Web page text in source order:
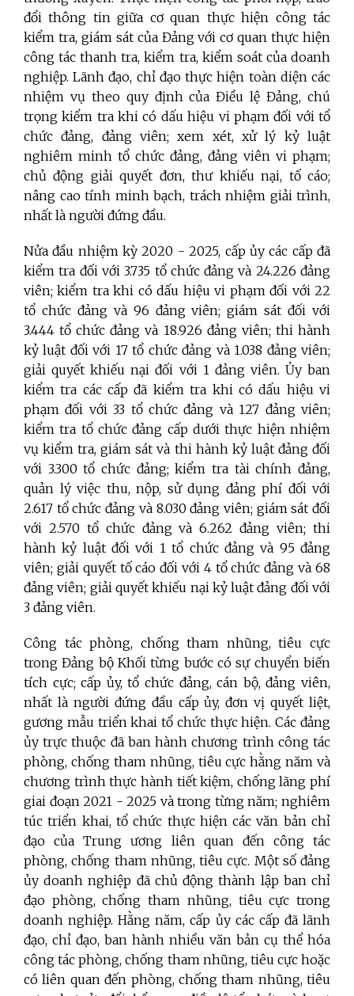
đổi thông tin giữa cơ quan thực hiện công tác
kiểm tra, giám sát của Đảng với cơ quan thực hiện
công tác thanh tra, kiểm tra, kiểm soát của doanh
nghiệp. Lãnh đạo, chỉ đạo thực hiện toàn diện các
nhiệm vụ theo quy định của Điều lệ Đảng, chú
trọng kiểm tra khi có dấu hiệu vi phạm đối với tổ
chức đảng, đảng viên; xem xét, xử lý kỷ luật
nghiêm minh tổ chức đảng, đảng viên vi phạm;
chủ động giải quyết đơn, thư khiếu nại, tố cáo;
nâng cao tính minh bạch, trách nhiệm giải trình,
nhất là người đứng đầu.
Nửa đầu nhiệm kỳ 2020 - 2025, cấp ủy các cấp đã
kiểm tra đối với 3.735 tổ chức đảng và 24.226 đảng
viên; kiểm tra khi có dấu hiệu vi phạm đối với 22
tổ chức đảng và 96 đảng viên; giám sát đối với
3.444 tổ chức đảng và 18.926 đảng viên; thi hành
kỷ luật đối với 17 tổ chức đảng và 1.038 đảng viên;
giải quyết khiếu nại đối với 1 đảng viên. Ủy ban
kiểm tra các cấp đã kiểm tra khi có dấu hiệu vi
phạm đối với 33 tổ chức đảng và 127 đảng viên;
kiểm tra tổ chức đảng cấp dưới thực hiện nhiệm
vụ kiểm tra, giám sát và thi hành kỷ luật đảng đối
với 3.300 tổ chức đảng; kiểm tra tài chính đảng,
quản lý việc thu, nộp, sử dụng đảng phí đối với
2.617 tổ chức đảng và 8.030 đảng viên; giám sát đối
với 2.570 tổ chức đảng và 6.262 đảng viên; thi
hành kỷ luật đối với 1 tổ chức đảng và 95 đảng
viên; giải quyết tố cáo đối với 4 tổ chức đảng và 68
đảng viên; giải quyết khiếu nại kỷ luật đảng đối với
3 đảng viên.
Công tác phòng, chống tham nhũng, tiêu cực
trong Đảng bộ Khối từng bước có sự chuyển biến
tích cực; cấp ủy, tổ chức đảng, cán bộ, đảng viên,
nhất là người đứng đầu cấp ủy, đơn vị quyết liệt,
gương mẫu triển khai tổ chức thực hiện. Các đảng
ủy trực thuộc đã ban hành chương trình công tác
phòng, chống tham nhũng, tiêu cực hằng năm và
chương trình thực hành tiết kiệm, chống lãng phí
giai đoạn 2021 - 2025 và trong từng năm; nghiêm
túc triển khai, tổ chức thực hiện các văn bản chỉ
đạo của Trung ương liên quan đến công tác
phòng, chống tham nhũng, tiêu cực. Một số đảng
ủy doanh nghiệp đã chủ động thành lập ban chỉ
đạo phòng, chống tham nhũng, tiêu cực trong
doanh nghiệp. Hằng năm, cấp ủy các cấp đã lãnh
đạo, chỉ đạo, ban hành nhiều văn bản cụ thể hóa
công tác phòng, chống tham nhũng, tiêu cực hoặc
có liên quan đến phòng, chống tham nhũng, tiêu